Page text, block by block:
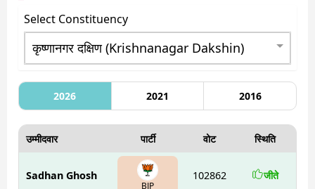
Select Constituency
2026 2021 2016
उम्मीदवार पार्टी वोट स्थिति
Sadhan Ghosh
BJP
102862 जीते